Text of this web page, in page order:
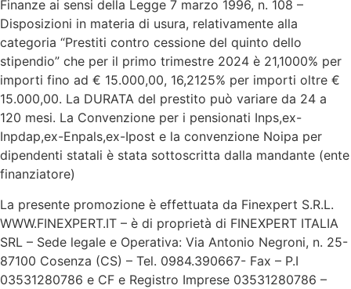
Finanze ai sensi della Legge 7 marzo 1996, n. 108 –
Disposizioni in materia di usura, relativamente alla
categoria “Prestiti contro cessione del quinto dello
stipendio” che per il primo trimestre 2024 è 21,1000% per
importi fino ad € 15.000,00, 16,2125% per importi oltre €
15.000,00. La DURATA del prestito può variare da 24 a
120 mesi. La Convenzione per i pensionati Inps,ex-
Inpdap,ex-Enpals,ex-Ipost e la convenzione Noipa per
dipendenti statali è stata sottoscritta dalla mandante (ente
finanziatore)
La presente promozione è effettuata da Finexpert S.R.L.
WWW.FINEXPERT.IT – è di proprietà di FINEXPERT ITALIA
SRL – Sede legale e Operativa: Via Antonio Negroni, n. 25-
87100 Cosenza (CS) – Tel. 0984.390667- Fax – P.I
03531280786 e CF e Registro Imprese 03531280786 –